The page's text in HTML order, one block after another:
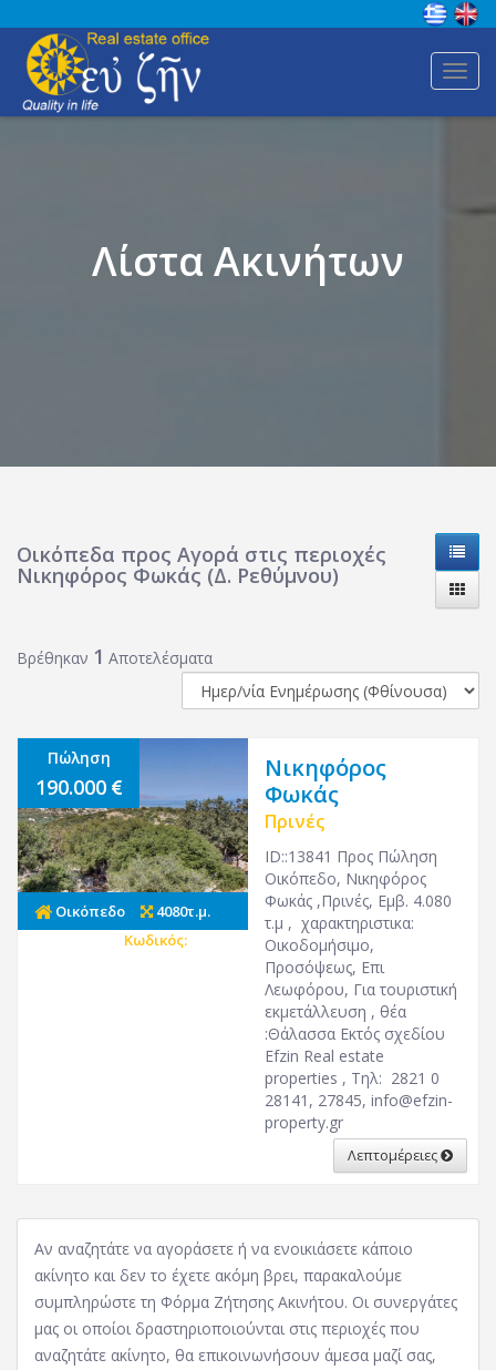
Λίστα Ακινήτων
Οικόπεδα προς Αγορά στις περιοχές
Νικηφόρος Φωκάς (Δ. Ρεθύμνου)
Βρέθηκαν 1 Αποτελέσματα
Πώληση
190.000
Οικόπεδο
4080τ.μ.
Κωδικός:
Νικηφόρος
Φωκάς
Πρινές
ID::13841 Προς Πώληση
Οικόπεδο, Νικηφόρος
Φωκάς ,Πρινές, Εμβ. 4.080
τ.μ , χαρακτηριστικα:
Οικοδομήσιμο,
Προσόψεως, Επι
Λεωφόρου, Για τουριστική
εκμετάλλευση , θέα
:Θάλασσα Εκτός σχεδίου
Efzin Real estate
properties , Τηλ: 2821 0
28141, 27845, info@efzin-
property.gr
Λεπτομέρειες
Αν αναζητάτε να αγοράσετε ή να ενοικιάσετε κάποιο
ακίνητο και δεν το έχετε ακόμη βρει, παρακαλούμε
συμπληρώστε τη Φόρμα Ζήτησης Ακινήτου. Οι συνεργάτες
μας οι οποίοι δραστηριοποιούνται στις περιοχές που
αναζητάτε ακίνητο, θα επικοινωνήσουν άμεσα μαζί σας,